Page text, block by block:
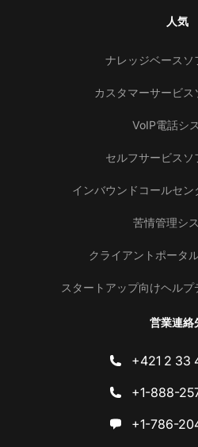
人気
ナレッジベースソ
カスタマーサービス
VoIP電話シ
セルフサービスソ
インバウンドコールセ
苦情管理シ
クライアントポータ
スタートアップ向けヘル
営業連絡
+421 2 33
+1-888-
+1-786-